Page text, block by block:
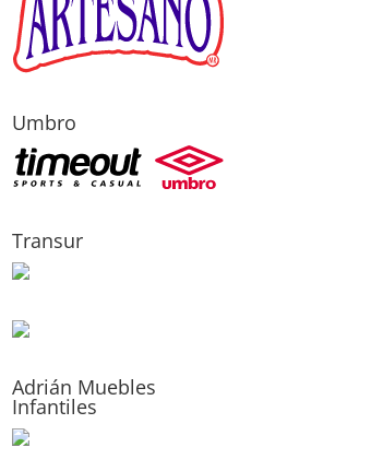
Umbro
Transur
Adrián Muebles
Infantiles